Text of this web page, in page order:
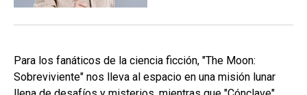
Para los fanáticos de la ciencia ficción, "The Moon:
Sobreviviente" nos lleva al espacio en una misión lunar